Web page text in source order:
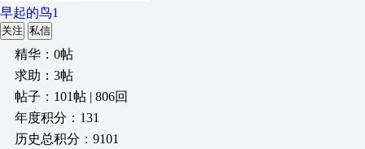
早起的鸟1
关注 私信
精华：0帖
求助：3帖
帖子：101帖 | 806回
年度积分：131
历史总积分：9101